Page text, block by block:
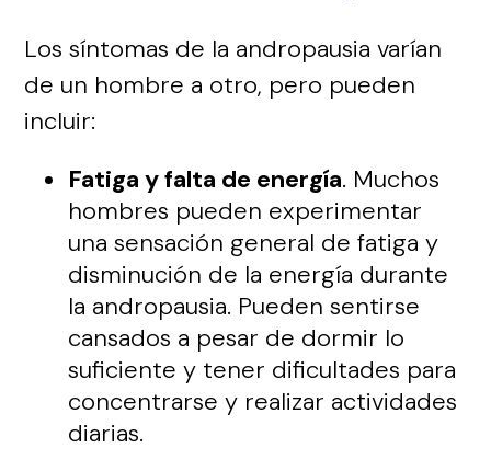
Los síntomas de la andropausia varían
de un hombre a otro, pero pueden
incluir:
Fatiga y falta de energía. Muchos
hombres pueden experimentar
una sensación general de fatiga y
disminución de la energía durante
la andropausia. Pueden sentirse
cansados a pesar de dormir lo
suficiente y tener dificultades para
concentrarse y realizar actividades
diarias.